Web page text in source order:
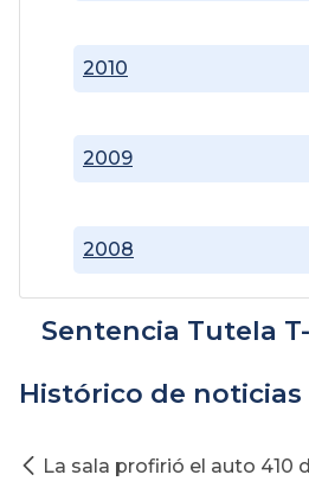
2008
2009
2010
Sentencia Tutela
Histórico de noticias
La sala profirió el auto 410